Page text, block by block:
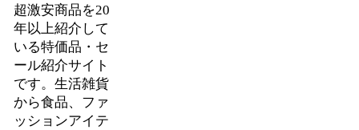
超激安商品を20
年以上紹介して
いる特価品・セ
ール紹介サイト
です。生活雑貨
から食品、ファ
ッションアイテ